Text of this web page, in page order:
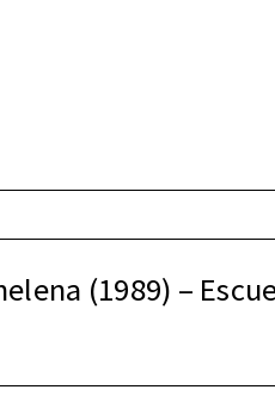
(1989) –